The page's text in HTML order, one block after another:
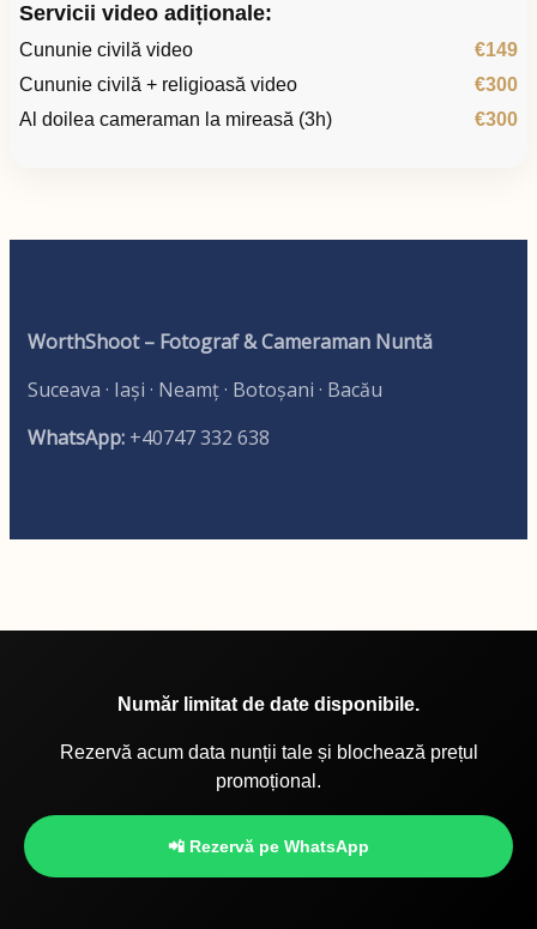
Servicii video adiționale:
Cununie civilă video
€149
Cununie civilă + religioasă video
€300
Al doilea cameraman la mireasă (3h)
€300
WorthShoot – Fotograf & Cameraman Nuntă
Suceava · Iași · Neamț · Botoșani · Bacău
WhatsApp: +40747 332 638
Număr limitat de date disponibile.
Rezervă acum data nunții tale și blochează prețul
promoțional.
📲 Rezervă pe WhatsApp